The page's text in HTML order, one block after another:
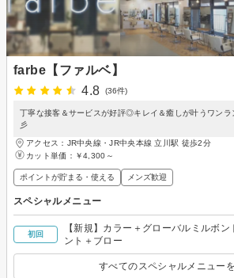
farbe【ファルベ】
4.8
(36件)
丁寧な接客＆サービスが好評◎キレイ＆癒しが叶うワン
彡
アクセス：JR中央線・JR中央本線 立川駅 徒歩2分
カット単価： ￥4,300～
ポイントが貯まる・使える メンズ歓迎
スペシャルメニュー
初回
【新規】カラー＋グローバルミルボン
ント＋ブロー
すべてのスペシャルメニュー